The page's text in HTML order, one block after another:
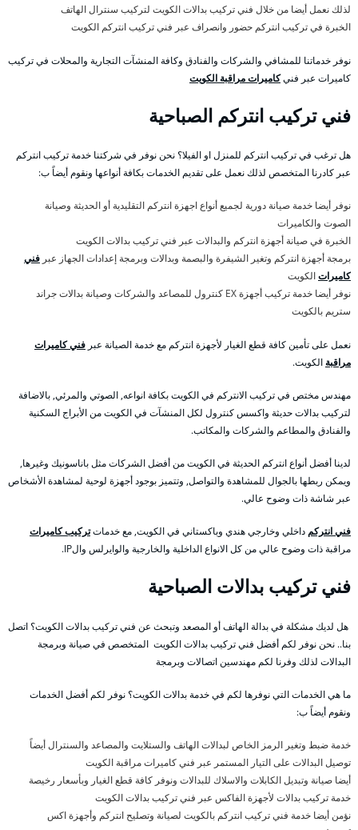
لذلك نعمل أيضا من خلال فني تركيب بدالات الكويت لتركيب سنترال الهاتف
الخبرة في تركيب انتركم حضور وانصراف عبر فني تركيب انتركم الكويت
نوفر خدماتنا للمشافي والشركات والفنادق وكافة المنشآت التجارية والمحلات في تركيب
كاميرات عبر فنيكاميرات مراقبة الكويت
فني تركيب انتركم الصباحية
هل ترغب في تركيب انتركم للمنزل او الفيلا؟ نحن نوفر في شركتنا خدمة تركيب انتركم
عبر كادرنا المتخصص لذلك نعمل على تقديم الخدمات بكافة أنواعها ونقوم أيضاً ب:
نوفر أيضا خدمة صيانة دورية لجميع أنواع اجهزة انتركم التقليدية أو الحديثة وصيانة
الصوت والكاميرات
الخبرة في صيانة أجهزة انتركم والبدالات عبر فني تركيب بدالات الكويت
برمجة أجهزة انتركم وتغير الشيفرة والبصمة وبدالات وبرمجة إعدادات الجهاز عبر فني
كاميراتالكويت
نوفر أيضا خدمة تركيب أجهزة EX كنترول للمصاعد والشركات وصيانة بدالات جراند
ستريم بالكويت
نعمل على تأمين كافة قطع الغيار لأجهزة انتركم مع خدمة الصيانة عبر فني كاميرات
مراقبة الكويت.
مهندس مختص في تركيب الانتركم في الكويت بكافة انواعه, الصوتي والمرئي, بالاضافة
لتركيب بدالات حديثة واكسس كنترول لكل المنشآت في الكويت من الأبراج السكنية
والفنادق والمطاعم والشركات والمكاتب.
لدينا أفضل أنواع انتركم الحديثة في الكويت من أفضل الشركات مثل باناسونيك وغيرها,
ويمكن ربطها بالجوال للمشاهدة والتواصل, وتتميز بوجود أجهزة لوحية لمشاهدة الأشخاص
عبر شاشة ذات وضوح عالي.
فني انتركم داخلي وخارجي هندي وباكستاني في الكويت, مع خدماتتركيب كاميرات
مراقبة ذات وضوح عالي من كل الانواع الداخلية والخارجية والوايرلس والIP.
فني تركيب بدالات الصباحية
هل لديك مشكلة في بدالة الهاتف أو المصعد وتبحث عن فني تركيب بدالات الكويت؟ اتصل
بنا.. نحن نوفر لكم أفضل فني تركيب بدالات الكويت المتخصص في صيانة وبرمجة
البدالات لذلك وفرنا لكم مهندسين اتصالات وبرمجة
ما هي الخدمات التي نوفرها لكم في خدمة بدالات الكويت؟ نوفر لكم أفضل الخدمات
ونقوم أيضاً ب:
خدمة ضبط وتغير الرمز الخاص لبدالات الهاتف والستلايت والمصاعد والسنترال أيضاً
توصيل البدالات على التيار المستمر عبر فني كاميرات مراقبة الكويت
أيضا صيانة وتبديل الكابلات والاسلاك للبدالات ونوفر كافة قطع الغيار وبأسعار رخيصة
خدمة تركيب بدالات لأجهزة الفاكس عبر فني تركيب بدالات الكويت
نؤمن أيضا خدمة فني تركيب انتركم بالكويت لصيانة وتصليح انتركم وأجهزة اكس